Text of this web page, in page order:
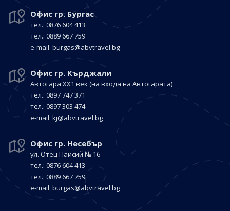
Офис гр. Бургас
тел.: 0876 604 413
тел.: 0889 667 759
е-mail: burgas@abvtravel.bg
Офис гр. Кърджали
Автогара ХХ1 век (на входа на Автогарата)
тел.: 0897 747 371
тел.: 0897 303 474
е-mail: kj@abvtravel.bg
Офис гр. Несебър
ул. Отец Паисий № 16
тел.: 0876 604 413
тел.: 0889 667 759
е-mail: burgas@abvtravel.bg